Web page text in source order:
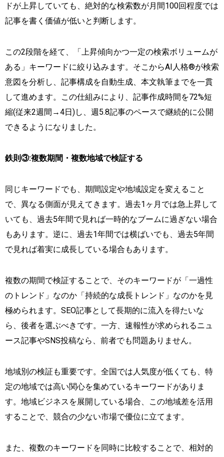
ドが上昇していても、絶対的な検索数が月間100回程度では
記事を書く価値が低いと判断します。
この2段階を経て、「上昇傾向かつ一定の検索ボリュームが
ある」キーワードに絞り込みます。そこからAI人格®が検索
意図を分析し、記事構成を自動生成、本文執筆までを一貫
して進めます。この仕組みにより、記事作成時間を72%短
縮(従来2週間→4日)し、週5.8記事のペースで継続的に公開
できるようになりました。
鉄則③:複数期間・複数地域で検証する
同じキーワードでも、期間設定や地域設定を変えること
で、異なる側面が見えてきます。過去1ヶ月では急上昇して
いても、過去5年間で見れば一時的なブームに過ぎない場合
もあります。逆に、過去1年間では横ばいでも、過去5年間
で見れば着実に成長している場合もあります。
複数の期間で検証することで、そのキーワードが「一過性
のトレンド」なのか「持続的な成長トレンド」なのかを見
極められます。SEO記事として長期的に流入を得たいな
ら、後者を選ぶべきです。一方、速報性が求められるニュ
ース記事やSNS投稿なら、前者でも問題ありません。
地域別の検証も重要です。全国では人気度が低くても、特
定の地域では高い関心を集めているキーワードがありま
す。地域ビジネスを展開している場合、この地域差を活用
することで、競合の少ない市場で優位に立てます。
また、複数のキーワードを同時に比較することで、相対的